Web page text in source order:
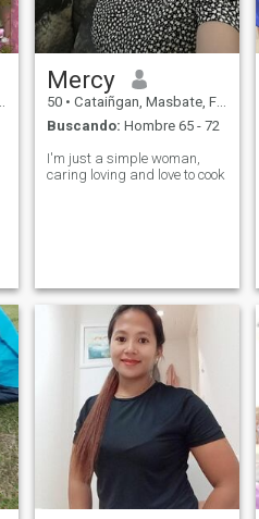
Mercy
50 • Cataiñgan, Masbate, Filipinas
Buscando: Hombre 65 - 72
I'm just a simple woman,
caring loving and love to cook